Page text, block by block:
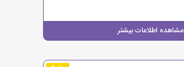
مشاهده اطلاعات بیشتر